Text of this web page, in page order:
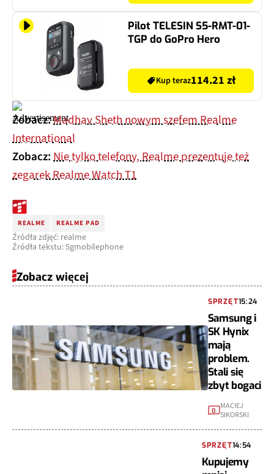
Pilot TELESIN S5-RMT-01-
TGP do GoPro Hero
Kup teraz114.21 zł
Zobacz:Madhav Sheth nowym szefem Realme
International
Zobacz:Nie tylko telefony, Realme prezentuje też
zegarek Realme Watch T1
REALME REALME PAD
Źródła zdjęć: realme
Źródła tekstu: 5gmobilephone
Zobacz więcej
SPRZĘT15:24
Samsung i
SK Hynix
mają
problem.
Stali się
zbyt bogaci
0 MACIEJ
SIKORSKI
SPRZĘT14:54
Kupujemy